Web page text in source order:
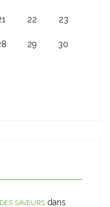
22 23
29 30
SAVEURS dans